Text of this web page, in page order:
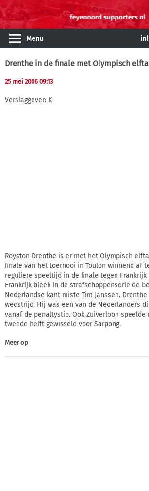
Menu
Drenthe in de finale met Olympisch
25 mei 2006 09:13
Verslaggever: K
Royston Drenthe is er met het Olympisch
finale van het toernooi in Toulon winnend af
reguliere speeltijd in de finale tegen Frankrijk
Frankrijk bleek in de strafschoppenserie de
Nederlandse kant miste Tim Janssen.
wedstrijd. Hij was een van de Nederlanders
vanaf de penaltystip. Ook Zuiverloon speelde
tweede helft gewisseld voor Sarpong.
Meer op